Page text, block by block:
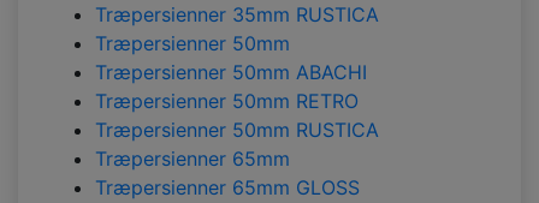
Træpersienner 35mm RUSTICA
Træpersienner 50mm
Træpersienner 50mm ABACHI
Træpersienner 50mm RETRO
Træpersienner 50mm RUSTICA
Træpersienner 65mm
Træpersienner 65mm GLOSS